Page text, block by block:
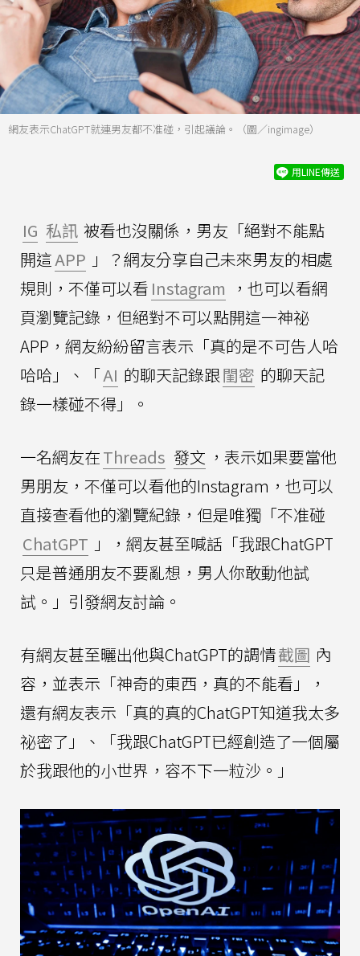
網友表示ChatGPT就連男友都不准碰，引起議論。（圖／ingimage）
用LINE傳送
IG 私訊 被看也沒關係，男友「絕對不能點
開這APP 」？網友分享自己未來男友的相處
規則，不僅可以看 Instagram ，也可以看網
頁瀏覽記錄，但絕對不可以點開這一神祕
APP，網友紛紛留言表示「真的是不可告人哈
哈哈」、「AI 的聊天記錄跟閨密 的聊天記
錄一樣碰不得」。
一名網友在Threads 發文 ，表示如果要當他
男朋友，不僅可以看他的Instagram，也可以
直接查看他的瀏覽紀錄，但是唯獨「不准碰
ChatGPT 」，網友甚至喊話「我跟ChatGPT
只是普通朋友不要亂想，男人你敢動他試
試。」引發網友討論。
有網友甚至曬出他與ChatGPT的調情截圖 內
容，並表示「神奇的東西，真的不能看」，
還有網友表示「真的真的ChatGPT知道我太多
祕密了」、「我跟ChatGPT已經創造了一個屬
於我跟他的小世界，容不下一粒沙。」